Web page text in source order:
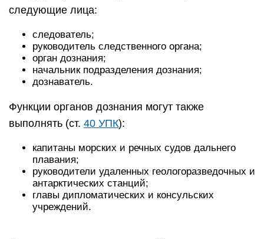
следующие лица:
следователь;
руководитель следственного органа;
орган дознания;
начальник подразделения дознания;
дознаватель.
Функции органов дознания могут также
выполнять (ст. 40 УПК):
капитаны морских и речных судов дальнего
плавания;
руководители удаленных геологоразведочных и
антарктических станций;
главы дипломатических и консульских
учреждений.